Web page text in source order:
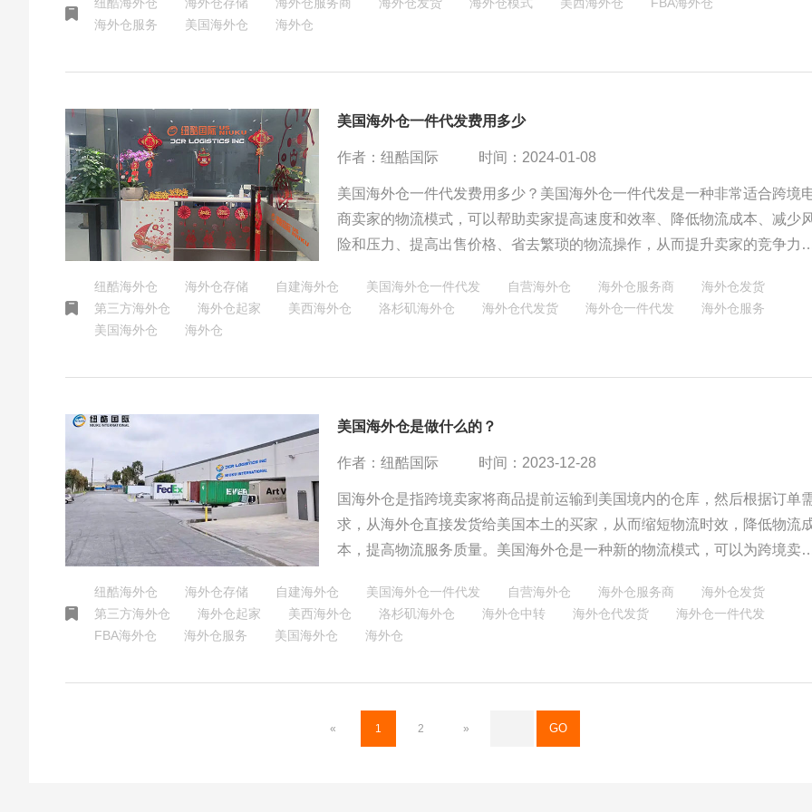
海外仓服务
美国海外仓 海外仓
美国海外仓一件代发费用多少
作者：纽酷国际 时间：2024-01-08
美国海外仓一件代发费用多少？美国海外仓一件代发是一种非常适合跨境
商卖家的物流模式，可以帮助卖家提高速度和效率、降低物流成本、减少
险和压力、提高出售价格、省去繁琐的物流操作，从而提升卖家的竞争力
我们将为您提供专业、可靠、合理的海外仓服务，助力您的跨境电商事业。
纽酷海外仓 海外仓存储 自建海外仓 美国海外仓一件代发 自营海外仓 海外仓服务商
海外仓发货
第三方海外仓
海外仓起家 美西海外仓 洛杉矶海外仓 海外仓代发货 海外仓一件代发
海外仓服务
美国海外仓
海外仓
美国海外仓是做什么的？
作者：纽酷国际 时间：2023-12-28
国海外仓是指跨境卖家将商品提前运输到美国境内的仓库，然后根据订单
求，从海外仓直接发货给美国本土的买家，从而缩短物流时效，降低物流
本，提高物流服务质量。美国海外仓是一种新的物流模式，可以为跨境卖
的跨境物流合作伙伴，为卖家提供优质的美国海外仓服务，欢迎咨询和合
纽酷海外仓 海外仓存储 自建海外仓 美国海外仓一件代发 自营海外仓 海外仓服务商
海外仓发货
第三方海外仓
海外仓起家 美西海外仓 洛杉矶海外仓 海外仓中转 海外仓代发货
海外仓一件代发
FBA海外仓
海外仓服务 美国海外仓 海外仓
« 1 2 »